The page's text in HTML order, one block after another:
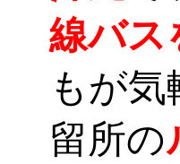
線バス
もが
留所の